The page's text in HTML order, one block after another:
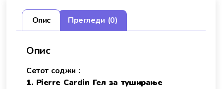
Опис Прегледи (0)
Опис
Сетот соджи :
1. Pierre Cardin Гел за туширање